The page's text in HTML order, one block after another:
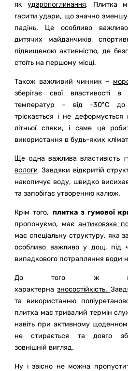
як ударопоглинання. Плитка
гасити удари, що значно
падінь. Це особливо
дитячих майданчиків,
підвищеною активністю, де
стоїть на першому місці.
Також важливий чинник -
зберігає свої властивості в
температур – від -30°C
тріскається і не
літньої спеки, і саме це
використання в будь-яких
Ще одна важлива властивість
вологи.Завдяки відкритій
накопичує воду, швидко
та запобігає утворенню калюж.
Крім того, плитка з гумової
пропонуємо, має антиковзке
має спеціальну структуру, яка
особливо важливо у дощ, під
випадкового потрапляння води
До того ж
характерназносостійкість.
та використанню
плитка має тривалий термін
навіть при активному
не стирається та довго
зовнішній вигляд.
Ну і звісно не можна